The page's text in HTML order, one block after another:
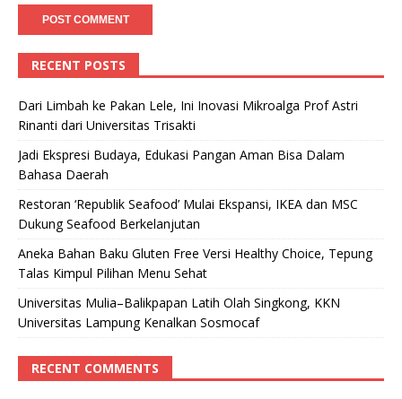
RECENT POSTS
Dari Limbah ke Pakan Lele, Ini Inovasi Mikroalga Prof Astri
Rinanti dari Universitas Trisakti
Jadi Ekspresi Budaya, Edukasi Pangan Aman Bisa Dalam
Bahasa Daerah
Restoran ‘Republik Seafood’ Mulai Ekspansi, IKEA dan MSC
Dukung Seafood Berkelanjutan
Aneka Bahan Baku Gluten Free Versi Healthy Choice, Tepung
Talas Kimpul Pilihan Menu Sehat
Universitas Mulia–Balikpapan Latih Olah Singkong, KKN
Universitas Lampung Kenalkan Sosmocaf
RECENT COMMENTS